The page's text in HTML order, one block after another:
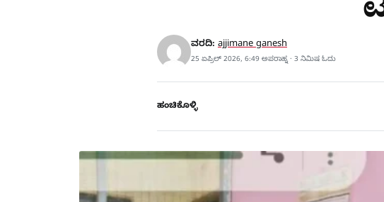
ವರದಿ: ajjimane ganesh
25 ಏಪ್ರಿಲ್ 2026, 6:49 ಅಪರಾಹ್ನ · 3 ನಿಮಿಷ ಓದು
ಹಂಚಿಕೊಳ್ಳಿ